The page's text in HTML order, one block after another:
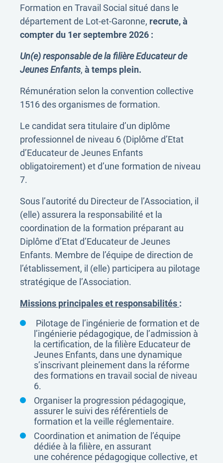
Formation en Travail Social situé dans le
département de Lot-et-Garonne, recrute, à
compter du 1er septembre 2026 :
Un(e) responsable de la filière Educateur de
Jeunes Enfants, à temps plein.
Rémunération selon la convention collective
1516 des organismes de formation.
Le candidat sera titulaire d’un diplôme
professionnel de niveau 6 (Diplôme d’Etat
d’Educateur de Jeunes Enfants
obligatoirement) et d’une formation de niveau
7.
Sous l’autorité du Directeur de l’Association, il
(elle) assurera la responsabilité et la
coordination de la formation préparant au
Diplôme d’Etat d’Educateur de Jeunes
Enfants. Membre de l’équipe de direction de
l’établissement, il (elle) participera au pilotage
stratégique de l’Association.
Missions principales et responsabilités :
Pilotage de l’ingénierie de formation et de
l’ingénierie pédagogique, de l’admission à
la certification, de la filière Educateur de
Jeunes Enfants, dans une dynamique
s’inscrivant pleinement dans la réforme
des formations en travail social de niveau
6.
Organiser la progression pédagogique,
assurer le suivi des référentiels de
formation et la veille réglementaire.
Coordination et animation de l’équipe
dédiée à la filière, en assurant
une cohérence pédagogique collective, et